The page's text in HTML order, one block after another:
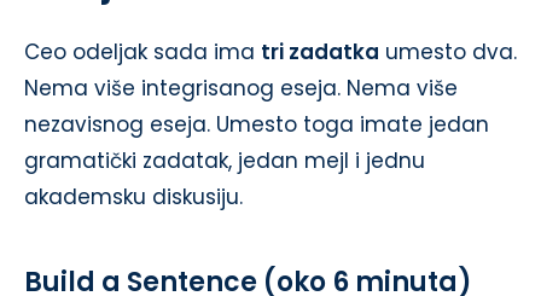
Ceo odeljak sada ima tri zadatka umesto dva.
Nema više integrisanog eseja. Nema više
nezavisnog eseja. Umesto toga imate jedan
gramatički zadatak, jedan mejl i jednu
akademsku diskusiju.
Build a Sentence (oko 6 minuta)